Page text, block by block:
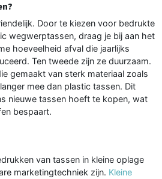
Door te kiezen voor bedrukte
wegwerptassen, draag je bij aan het
hoeveelheid afval die jaarlijks
Ten tweede zijn ze duurzaam.
gemaakt van sterk materiaal zoals
mee dan plastic tassen. Dit
nieuwe tassen hoeft te kopen, wat
bespaart.
van tassen in kleine oplage
marketingtechniek zijn. Kleine